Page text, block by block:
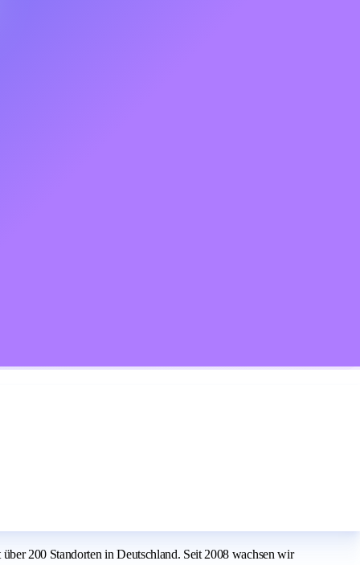
200 Standorten in Deutschland. Seit 2008 wachsen wir